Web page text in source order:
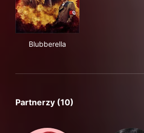
Blubberella
Partnerzy (10)